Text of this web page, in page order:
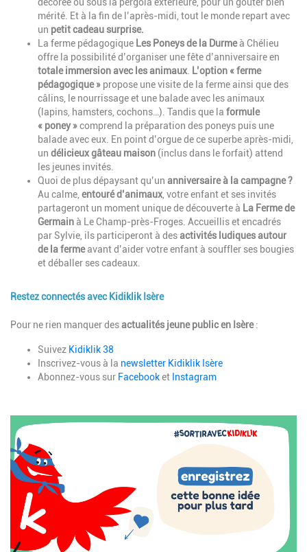
mérité. Et à la fin de l’après-midi, tout le monde repart avec
un petit cadeau surprise.
La ferme pédagogique Les Poneys de la Durmeà Chélieu
offre la possibilité d’organiser une fête d’anniversaire en
totale immersion avec les animaux
L’option « ferme
pédagogique » propose une visite de la ferme ainsi que des
câlins, le nourrissage et une balade avec les animaux
(lapins, hamsters, cochons…). Tandis que la formule
« poney »comprend la préparation des poneys puis une
balade avec eux. En point d’orgue de ce superbe après-midi,
un délicieux gâteau maison (inclus dans le forfait) attend
les jeunes invités.
Quoi de plus dépaysant qu’un anniversaire à la campagne ?
Au calme, entouré d’animaux , votre enfant et ses invités
partageront un moment unique de découverte à La Ferme de
Germainà Le Champ-près-Froges. Accueillis et encadrés
par Sylvie, ils participeront à desactivités ludiques autour
de la fermeavant d’aider votre enfant à souffler ses bougies
et déballer ses cadeaux.
Restez connectés avec Kidiklik Isère
Description
Pour ne rien manquer desactualités jeune publicen Isère:
Suivez Kidiklik 38
Inscrivez-vous à la newsletter Kidiklik Isère
Abonnez-vous sur Facebooket Instagram